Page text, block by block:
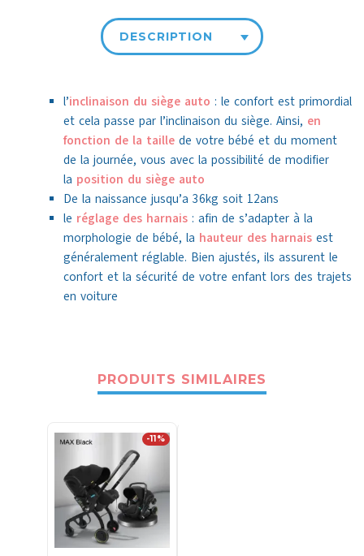
DESCRIPTION
l’inclinaison du siège auto : le confort est primordial
et cela passe par l’inclinaison du siège. Ainsi, en
fonction de la taillede votre bébé et du moment
de la journée, vous avec la possibilité de modifier
la position du siège auto
De la naissance jusqu’a 36kg soit 12ans
le réglage des harnais: afin de s’adapter à la
morphologie de bébé, la hauteur des harnaisest
généralement réglable. Bien ajustés, ils assurent le
confort et la sécurité de votre enfant lors des trajets
en voiture
PRODUITS SIMILAIRES
-11%